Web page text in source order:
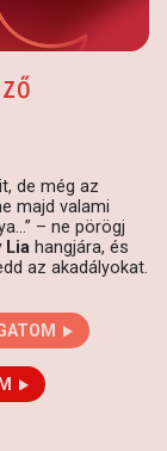
de még az
majd valami
– ne pörögj
Lia hangjára, és
az akadályokat.